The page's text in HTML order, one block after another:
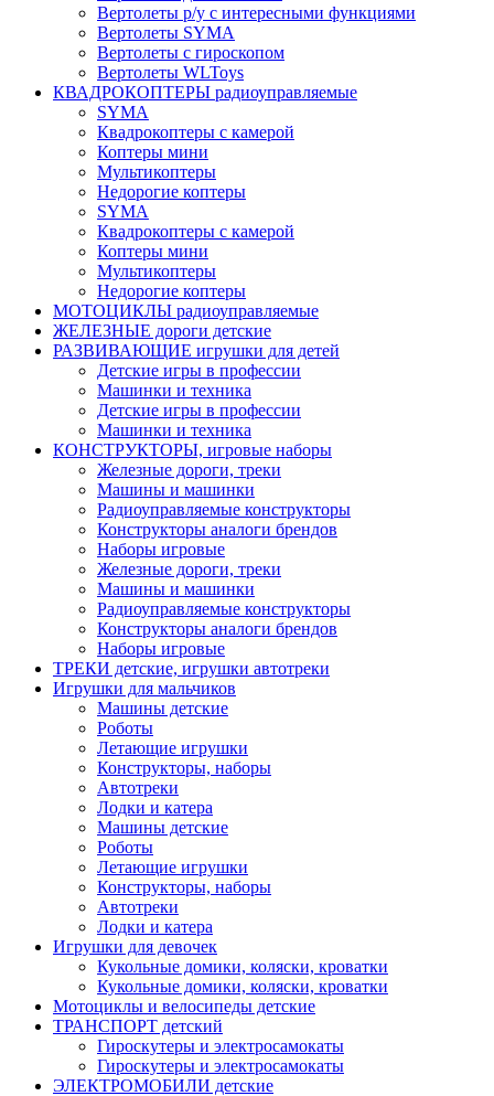
Вертолеты р/у с интересными функциями
Вертолеты SYMA
Вертолеты с гироскопом
Вертолеты WLToys
КВАДРОКОПТЕРЫ радиоуправляемые
SYMA
Квадрокоптеры с камерой
Коптеры мини
Мультикоптеры
Недорогие коптеры
SYMA
Квадрокоптеры с камерой
Коптеры мини
Мультикоптеры
Недорогие коптеры
МОТОЦИКЛЫ радиоуправляемые
ЖЕЛЕЗНЫЕ дороги детские
РАЗВИВАЮЩИЕ игрушки для детей
Детские игры в профессии
Машинки и техника
Детские игры в профессии
Машинки и техника
КОНСТРУКТОРЫ, игровые наборы
Железные дороги, треки
Машины и машинки
Радиоуправляемые конструкторы
Конструкторы аналоги брендов
Наборы игровые
Железные дороги, треки
Машины и машинки
Радиоуправляемые конструкторы
Конструкторы аналоги брендов
Наборы игровые
ТРЕКИ детские, игрушки автотреки
Игрушки для мальчиков
Машины детские
Роботы
Летающие игрушки
Конструкторы, наборы
Автотреки
Лодки и катера
Машины детские
Роботы
Летающие игрушки
Конструкторы, наборы
Автотреки
Лодки и катера
Игрушки для девочек
Кукольные домики, коляски, кроватки
Кукольные домики, коляски, кроватки
Мотоциклы и велосипеды детские
ТРАНСПОРТ детский
Гироскутеры и электросамокаты
Гироскутеры и электросамокаты
ЭЛЕКТРОМОБИЛИ детские